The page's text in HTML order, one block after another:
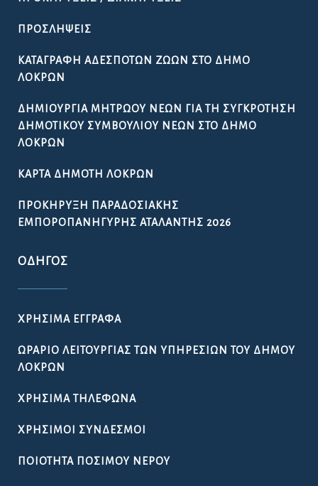
ΠΡΟΣΛΉΨΕΙΣ
ΚΑΤΑΓΡΑΦΉ ΑΔΈΣΠΟΤΩΝ ΖΏΩΝ ΣΤΟ ΔΉΜΟ
ΛΟΚΡΏΝ
ΔΗΜΙΟΥΡΓΊΑ ΜΗΤΡΏΟΥ ΝΈΩΝ ΓΙΑ ΤΗ ΣΥΓΚΡΌΤΗΣΗ
ΔΗΜΟΤΙΚΟΎ ΣΥΜΒΟΥΛΊΟΥ ΝΈΩΝ ΣΤΟ ΔΉΜΟ
ΛΟΚΡΏΝ
ΚΆΡΤΑ ΔΗΜΌΤΗ ΛΟΚΡΏΝ
ΠΡΟΚΉΡΥΞΗ ΠΑΡΑΔΟΣΙΑΚΉΣ
ΕΜΠΟΡΟΠΑΝΉΓΥΡΗΣ ΑΤΑΛΆΝΤΗΣ 2026
ΟΔΗΓΌΣ
ΧΡΉΣΙΜΑ ΈΓΓΡΑΦΑ
ΩΡΆΡΙΟ ΛΕΙΤΟΥΡΓΊΑΣ ΤΩΝ ΥΠΗΡΕΣΙΏΝ ΤΟΥ ΔΉΜΟΥ
ΛΟΚΡΏΝ
ΧΡΉΣΙΜΑ ΤΗΛΈΦΩΝΑ
ΧΡΉΣΙΜΟΙ ΣΎΝΔΕΣΜΟΙ
ΠΟΙΌΤΗΤΑ ΠΌΣΙΜΟΥ ΝΕΡΟΎ